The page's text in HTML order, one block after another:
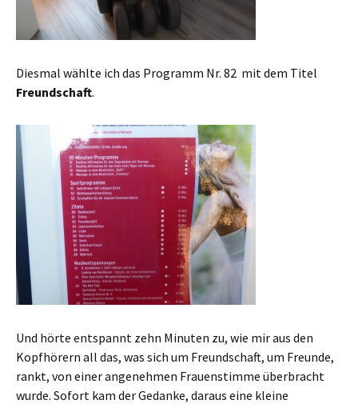
Diesmal wählte ich das Programm Nr. 82 mit dem Titel
Freundschaft.
Und hörte entspannt zehn Minuten zu, wie mir aus den
Kopfhörern all das, was sich um Freundschaft, um Freunde,
rankt, von einer angenehmen Frauenstimme überbracht
wurde. Sofort kam der Gedanke, daraus eine kleine